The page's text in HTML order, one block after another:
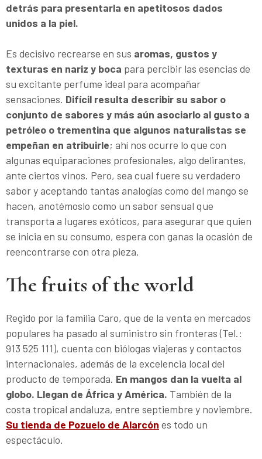
detrás para presentarla en apetitosos dados
unidos a la piel.
Es decisivo recrearse en sus aromas, gustos y
texturas en nariz y boca para percibir las esencias de
su excitante perfume ideal para acompañar
sensaciones. Difícil resulta describir su sabor o
conjunto de sabores y más aún asociarlo al gusto a
petróleo o trementina que algunos naturalistas se
empeñan en atribuirle; ahí nos ocurre lo que con
algunas equiparaciones profesionales, algo delirantes,
ante ciertos vinos. Pero, sea cual fuere su verdadero
sabor y aceptando tantas analogías como del mango se
hacen, anotémoslo como un sabor sensual que
transporta a lugares exóticos, para asegurar que quien
se inicia en su consumo, espera con ganas la ocasión de
reencontrarse con otra pieza.
The fruits of the world
Regido por la familia Caro, que de la venta en mercados
populares ha pasado al suministro sin fronteras (Tel.:
913 525 111), cuenta con biólogas viajeras y contactos
internacionales, además de la excelencia local del
producto de temporada. En mangos dan la vuelta al
globo. Llegan de África y América. También de la
costa tropical andaluza, entre septiembre y noviembre.
Su tienda de Pozuelo de Alarcón es todo un
espectáculo.